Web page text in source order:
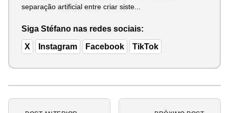
separação artificial entre criar siste...
Siga Stéfano nas redes sociais:
X Instagram Facebook TikTok